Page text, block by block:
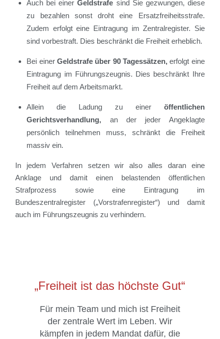
Auch bei einerGeldstrafe sind Sie gezwungen, diese
zu bezahlen sonst droht eine Ersatzfreiheitsstrafe.
Zudem erfolgt eine Eintragung im Zentralregister. Sie
sind vorbestraft. Dies beschränkt die Freiheit erheblich.
Bei einerGeldstrafe über 90 Tagessätzen, erfolgt eine
Eintragung im Führungszeugnis. Dies beschränkt Ihre
Freiheit auf dem Arbeitsmarkt.
Allein die Ladung zu einer öffentlichen
Gerichtsverhandlung, an der jeder Angeklagte
persönlich teilnehmen muss, schränkt die Freiheit
massiv ein.
In jedem Verfahren setzen wir also alles daran eine
Anklage und damit einen belastenden öffentlichen
Strafprozess sowie eine Eintragung im
Bundeszentralregister („Vorstrafenregister“) und damit
auch im Führungszeugnis zu verhindern.
„Freiheit ist das höchste Gut“
Für mein Team und mich ist Freiheit
der zentrale Wert im Leben. Wir
kämpfen in jedem Mandat dafür, die